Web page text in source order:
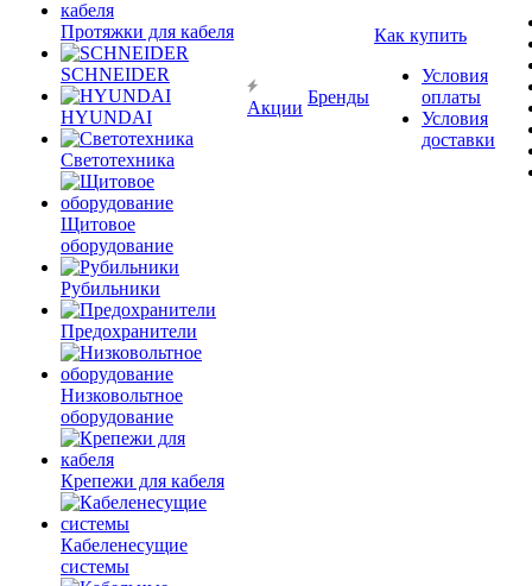
Протяжки для кабеля
SCHNEIDER
HYUNDAI
Светотехника
Щитовое
оборудование
Рубильники
Предохранители
Низковольтное
оборудование
Крепежи для кабеля
Кабеленесущие
системы
Акции
Бренды
Как купить
Условия
оплаты
Условия
доставки